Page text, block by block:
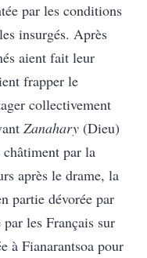
par les conditions
insurgés. Après
aient fait leur
frapper le
collectivement
Zanahary (Dieu)
châtiment par la
après le drame, la
partie dévorée par
les Français sur
à Fianarantsoa pour